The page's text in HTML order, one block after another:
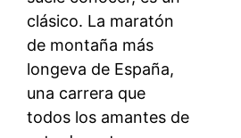
clásico. La maratón
de montaña más
longeva de España,
una carrera que
todos los amantes de